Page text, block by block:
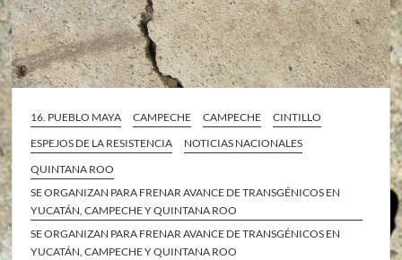
16. PUEBLO MAYA CAMPECHE CAMPECHE
CINTILLO
ESPEJOS DE LA RESISTENCIA
NOTICIAS NACIONALES
QUINTANA ROO
SE ORGANIZAN PARA FRENAR AVANCE DE TRANSGÉNICOS EN
YUCATÁN, CAMPECHE Y QUINTANA ROO
SE ORGANIZAN PARA FRENAR AVANCE DE TRANSGÉNICOS EN
YUCATÁN, CAMPECHE Y QUINTANA ROO